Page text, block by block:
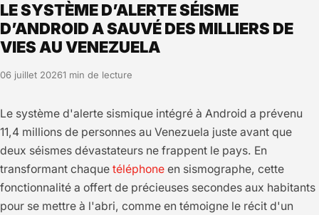
LE SYSTÈME D’ALERTE SÉISME
D’ANDROID A SAUVÉ DES MILLIERS DE
VIES AU VENEZUELA
06 juillet 20261 min de lecture
Le système d'alerte sismique intégré à Android a prévenu
11,4 millions de personnes au Venezuela juste avant que
deux séismes dévastateurs ne frappent le pays. En
transformant chaque téléphone en sismographe, cette
fonctionnalité a offert de précieuses secondes aux habitants
pour se mettre à l'abri, comme en témoigne le récit d'un